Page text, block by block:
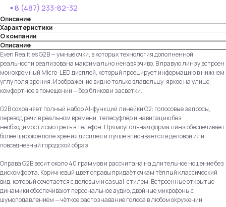
▪️ 8 (487) 233-82-32
Описание
Характеристики
О компании
Описание
Even Realities G2B — умные очки, в которых технология дополненной
реальности реализована максимально ненавязчиво. В правую линзу встроен
монохромный Micro-LED дисплей, который проецирует информацию в нижнем
углу поля зрения. Изображение видно только владельцу: яркое на улице,
комфортное в помещении — без бликов и засветки.
G2B сохраняет полный набор AI-функций линейки G2: голосовые запросы,
перевод речи в реальном времени, телесуфлёр и навигацию без
необходимости смотреть в телефон. Прямоугольная форма линз обеспечивает
более широкое поле зрения дисплея и лучше вписывается в деловой или
повседневный городской образ.
Оправа G2B весит около 40 граммов и рассчитана на длительное ношение без
дискомфорта. Коричневый цвет оправы придаёт очкам тёплый классический
вид, который сочетается с деловым и casual-стилем. Встроенные открытые
динамики обеспечивают персональное аудио, двойные микрофоны с
шумоподавлением — чёткое распознавание голоса в любом окружении.